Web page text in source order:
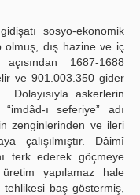
sosyo-ekonomik
olmuş, dış hazine ve iç
1687-1688
ve 901.003.350 gider
Dolayısıyla askerlerin
ı seferiye” adı
zenginlerinden ve ileri
çalışılmıştır. Dâimî
terk ederek göçmeye
yapılamaz hale
baş göstermiş,